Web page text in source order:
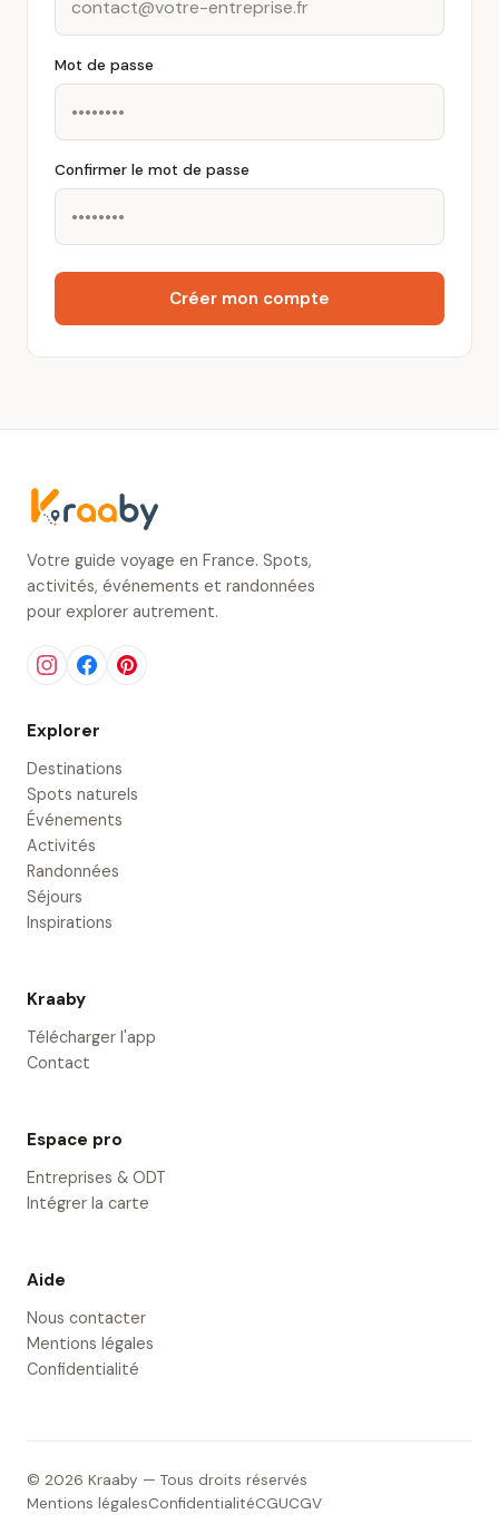
Mot de passe
Confirmer le mot de passe
Créer mon compte
Votre guide voyage en France. Spots,
activités, événements et randonnées
pour explorer autrement.
Explorer
Destinations
Spots naturels
Événements
Activités
Randonnées
Séjours
Inspirations
Kraaby
Télécharger l'app
Contact
Espace pro
Entreprises & ODT
Intégrer la carte
Aide
Nous contacter
Mentions légales
Confidentialité
© 2026 Kraaby — Tous droits réservés
Mentions légalesConfidentialitéCGUCGV